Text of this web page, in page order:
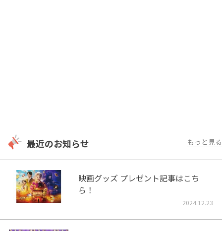
最近のお知らせ もっと見る
映画グッズ プレゼント記事はこち
ら！
2024.12.23